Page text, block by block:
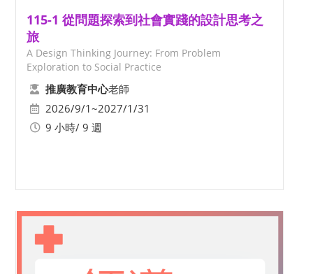
115-1 從問題探索到社會實踐的設計思考之
旅
A Design Thinking Journey: From Problem
Exploration to Social Practice
推廣教育中心老師
2026/9/1~2027/1/31
9 小時/ 9 週